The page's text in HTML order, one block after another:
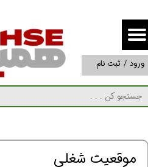
ورود / ثبت نام
حساب کاربری من
تغییر گذر واژه
سفارشات
موقعیت شغلی